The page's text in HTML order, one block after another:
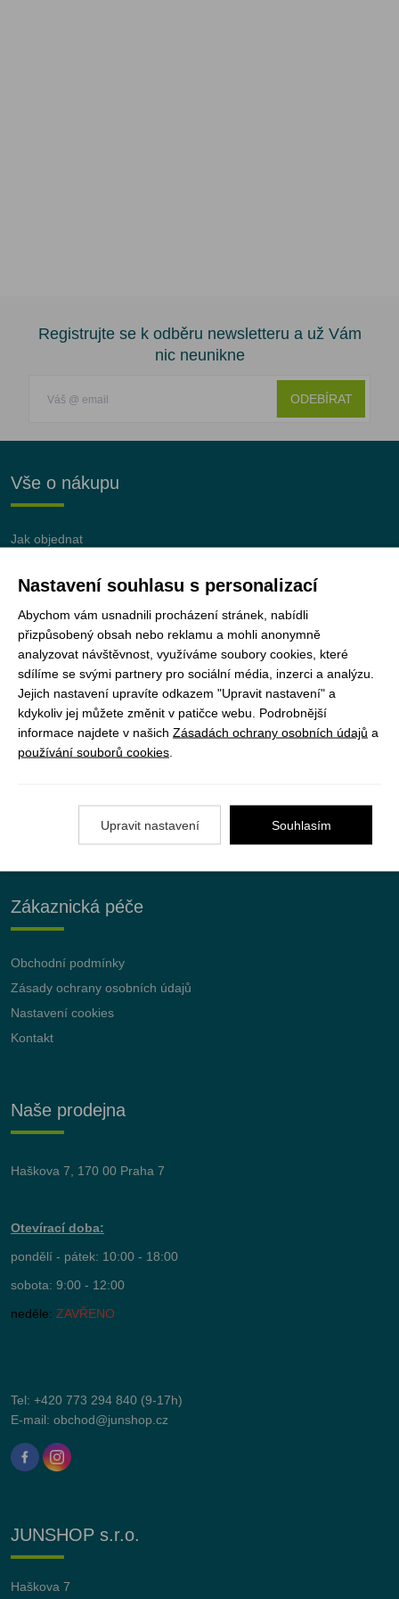
Registrujte se k odběru newsletteru a už Vám
nic neunikne
ODEBÍRAT
Vše o nákupu
Jak objednat
Nejčastější dotazy (FAQ)
Podmínky vrácení peněz
JUNshop s.r.o.je 100% vlastněn organizací
Junák – český skaut, z.s.
Zákaznická péče
Obchodní podmínky
Zásady ochrany osobních údajů
Nastavení cookies
Kontakt
Naše prodejna
Haškova 7, 170 00 Praha 7
Otevírací doba:
pondělí - pátek: 10:00 - 18:00
sobota: 9:00 - 12:00
neděle: ZAVŘENO
Tel: +420 773 294 840 (9-17h)
E-mail: obchod@junshop.cz
JUNSHOP s.r.o.
Haškova 7
Nastavení souhlasu s personalizací
Abychom vám usnadnili procházení stránek, nabídli
přizpůsobený obsah nebo reklamu a mohli anonymně
analyzovat návštěvnost, využíváme soubory cookies, které
sdílíme se svými partnery pro sociální média, inzerci a analýzu.
Jejich nastavení upravíte odkazem "Upravit nastavení" a
kdykoliv jej můžete změnit v patičce webu. Podrobnější
informace najdete v našich Zásadách ochrany osobních údajů a
používání souborů cookies
Upravit nastavení Souhlasím